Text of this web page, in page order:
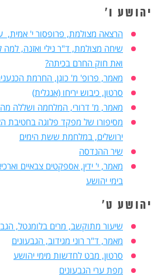
יהושע ו'
הרצאה מצולמת, פרופסור י' אמית,
שיחה מצולמת, ד"ר נילי ואזנה,
ואת חוק החרם בכיתה?
מאמר, פרופ' מ' כוגן, החרמת
סרטון, כיבוש יריחו (אנגלית)
מאמר, מ' דרורי, המלחמה ושללה
מסיפורו של מפקד פלוגה בחטיבת
ירושלים, במלחמת ששת הימים
שיר ההנדסה
מאמר, י' ידין, אספקטים צבאיים
בימי יהושע
יהושע ט'
שיעור מתוקשב, מרים בלומנטל,
מאמר, ד"ר רוני מגידוב, הגבעונים
סרטון, מבט לחדשות מימי יהושע
מפת ערי הגבעונים